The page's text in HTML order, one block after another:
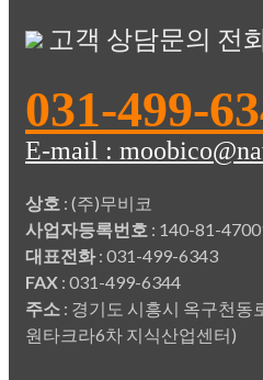
고객 상담문의 전
031-499-
E-mail :
상호 : (주)무비코
사업자등록번호 : 140-81-
대표전화: 031-499-6343
FAX : 031-499-6344
주소 : 경기도 시흥시 옥구천동
원타크라6차 지식산업센터)